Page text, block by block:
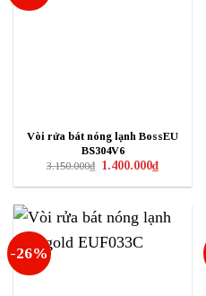
Vòi rửa bát nóng lạnh BossEU
BS304V6
3.150.000₫ Giá
là:
1.400.000₫Giá
hiện
tại
-26%